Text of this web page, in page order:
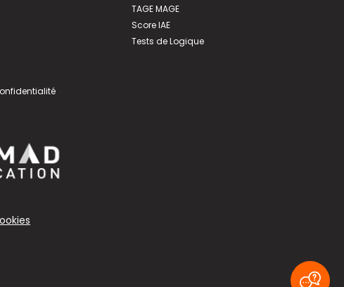
TAGE MAGE
Score IAE
Tests de Logique